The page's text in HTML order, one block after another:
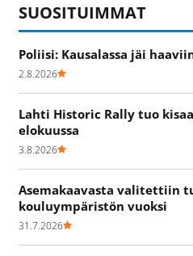
SUOSITUIMMAT
Poliisi: Kausalassa jäi
2.8.2026
Lahti Historic Rally tuo
elokuussa
3.8.2026
Asemakaavasta valitettiin
kouluympäristön vuoksi
31.7.2026